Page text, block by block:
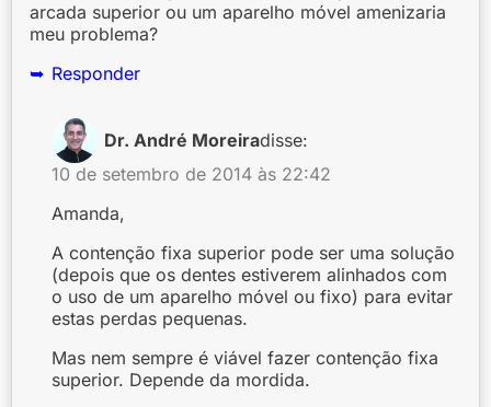
arcada superior ou um aparelho móvel amenizaria
meu problema?
Responder
Dr. André Moreiradisse:
10 de setembro de 2014 às 22:42
Amanda,
A contenção fixa superior pode ser uma solução
(depois que os dentes estiverem alinhados com
o uso de um aparelho móvel ou fixo) para evitar
estas perdas pequenas.
Mas nem sempre é viável fazer contenção fixa
superior. Depende da mordida.